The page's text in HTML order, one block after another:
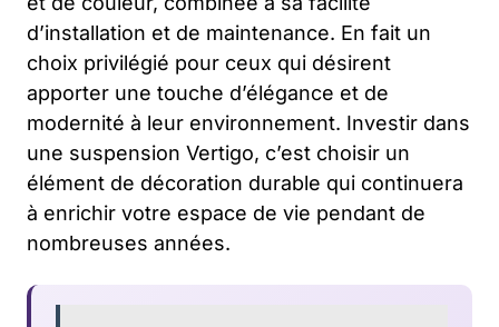
d’installation et de maintenance. En fait un
choix privilégié pour ceux qui désirent
apporter une touche d’élégance et de
modernité à leur environnement. Investir dans
une suspension Vertigo, c’est choisir un
élément de décoration durable qui continuera
à enrichir votre espace de vie pendant de
nombreuses années.